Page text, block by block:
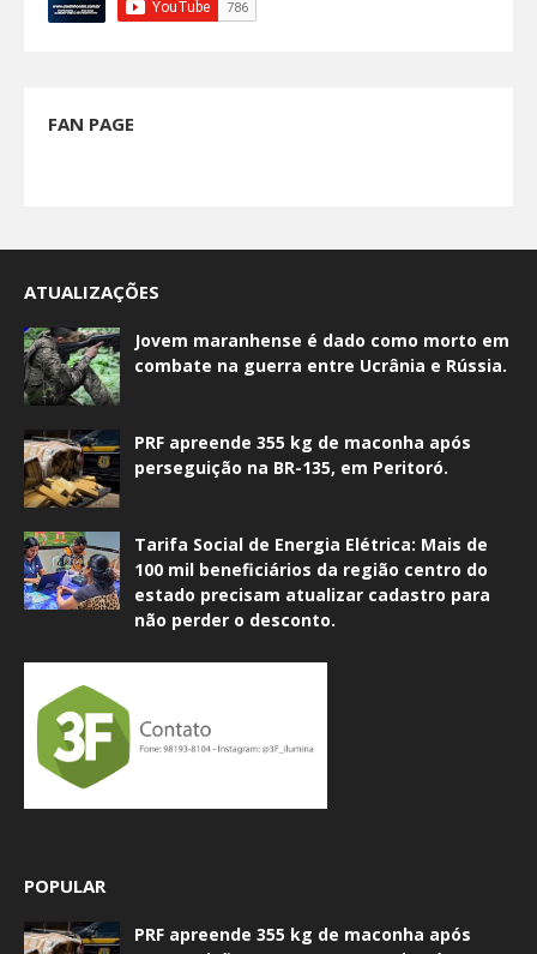
FAN PAGE
ATUALIZAÇÕES
Jovem maranhense é dado como morto em
combate na guerra entre Ucrânia e Rússia.
PRF apreende 355 kg de maconha após
perseguição na BR-135, em Peritoró.
Tarifa Social de Energia Elétrica: Mais de
100 mil beneficiários da região centro do
estado precisam atualizar cadastro para
não perder o desconto.
POPULAR
PRF apreende 355 kg de maconha após